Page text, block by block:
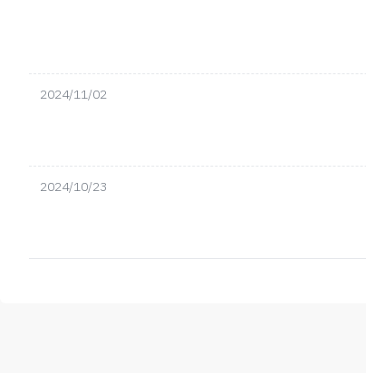
2024/11/02
2024/10/23